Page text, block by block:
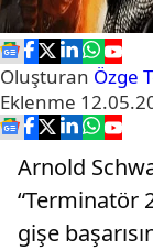
Oluşturan Özge
Eklenme
Arnold
“Terminatör
gişe